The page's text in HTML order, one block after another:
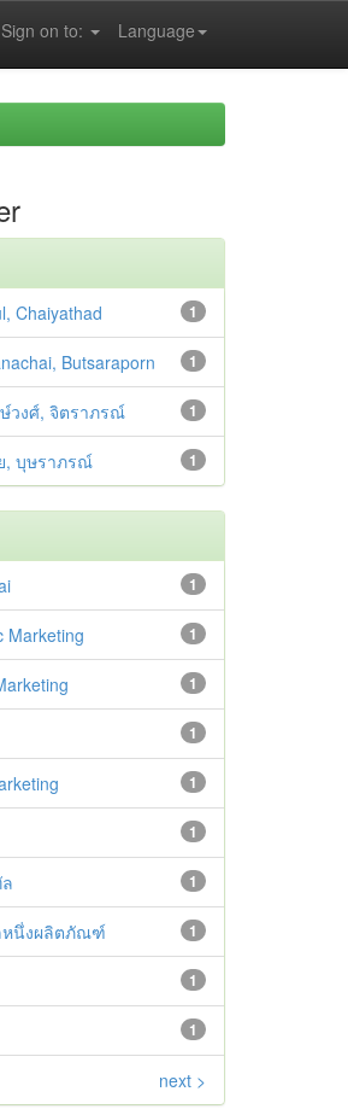
Language
Sign on to:
1
Chaiyathad
1
Butsaraporn
1
วงศ์, จิตราภรณ์
1
, บุษราภรณ์
1
1
Marketing
1
1
1
1
1
1
หนึ่งผลิตภัณฑ์
1
1
next >